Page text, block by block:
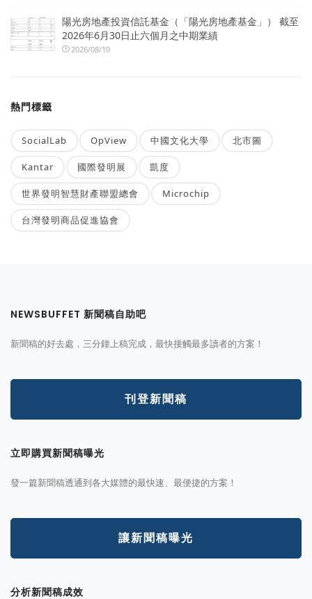
陽光房地產投資信託基金（「陽光房地產基金」） 截至
2026年6月30日止六個月之中期業績
2026/08/10
熱門標籤
SocialLab OpView 中國文化大學 北市圖
Kantar 國際發明展 凱度
世界發明智慧財產聯盟總會 Microchip
台灣發明商品促進協會
NEWSBUFFET 新聞稿自助吧
新聞稿的好去處，三分鐘上稿完成，最快接觸最多讀者的方案！
刊登新聞稿
立即購買新聞稿曝光
發一篇新聞稿透通到各大媒體的最快速、最便捷的方案！
讓新聞稿曝光
分析新聞稿成效